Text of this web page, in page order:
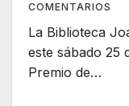
COMENTARIOS
La Biblioteca
este sábado 25
Premio de…